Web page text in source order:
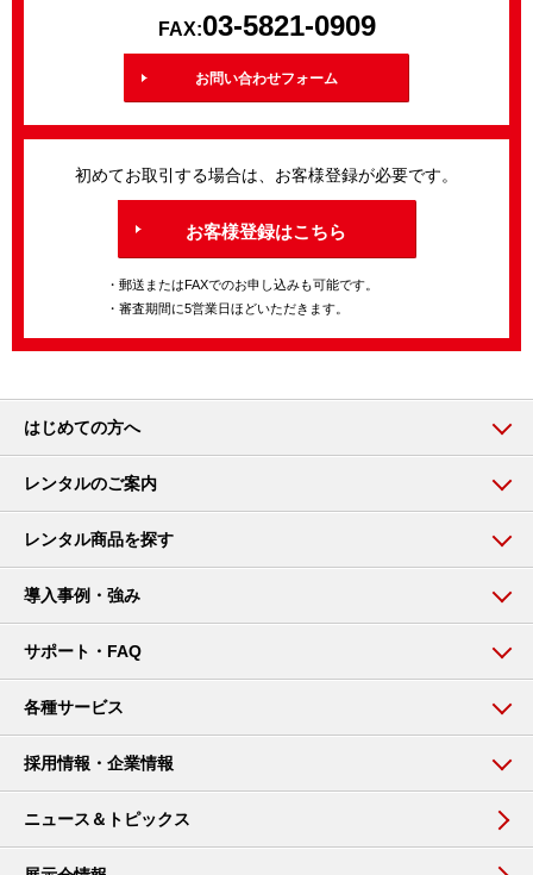
FAX:03-5821-0909
お問い合わせフォーム
初めてお取引する場合は、お客様登録が必要です。
お客様登録はこちら
・郵送またはFAXでのお申し込みも可能です。
・審査期間に5営業日ほどいただきます。
はじめての方へ
レンタルのご案内
レンタル商品を探す
導入事例・強み
サポート・FAQ
各種サービス
採用情報・企業情報
ニュース＆トピックス